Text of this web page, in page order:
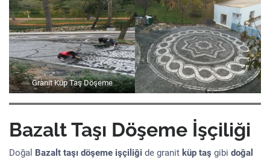
Granit Küp Taş Döşeme
Bazalt Taşı Döşeme İşçiliği
Doğal Bazalt taşı döşeme işçiliği de granit küp taş gibi doğal